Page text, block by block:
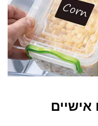
אישיים